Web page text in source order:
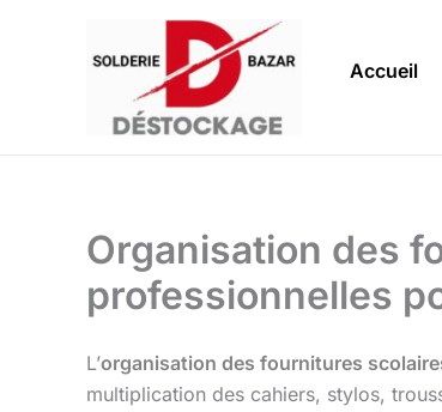
Accueil
Organisation des
professionnelles
L’organisation des fournitures
multiplication des cahiers, stylos,